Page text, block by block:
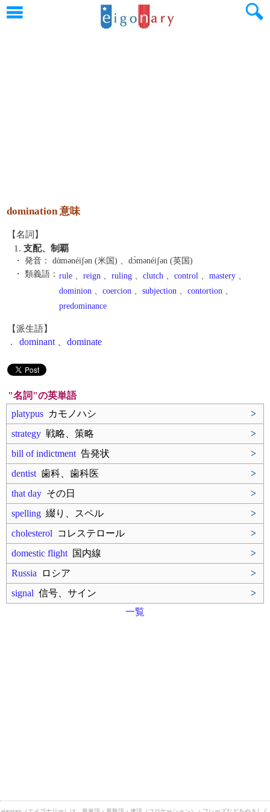
domination 意味
【名詞】
1. 支配、制覇
・ 発音：
dὰmənéiʃən (米国) 、dɔ̀mənéiʃən (英国)
・ 類義語： rule 、 reign 、 ruling 、 clutch 、 control 、 mastery 、
dominion 、 coercion 、 subjection 、 contortion 、
predominance
【派生語】
. dominant dominate
"名詞"の英単語
platypus カモノハシ
>
strategy 戦略、策略
>
bill of indictment 告発状
>
dentist 歯科、歯科医
>
that day その日
>
spelling 綴り、スペル
>
cholesterol コレステロール
>
domestic flight 国内線
>
Russia ロシア
>
signal 信号、サイン
>
一覧